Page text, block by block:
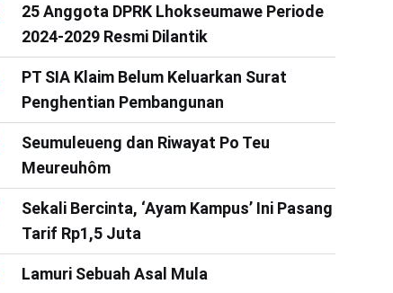
25 Anggota DPRK Lhokseumawe Periode
2024-2029 Resmi Dilantik
PT SIA Klaim Belum Keluarkan Surat
Penghentian Pembangunan
Seumuleueng dan Riwayat Po Teu
Meureuhôm
Sekali Bercinta, ‘Ayam Kampus’ Ini Pasang
Tarif Rp1,5 Juta
Lamuri Sebuah Asal Mula